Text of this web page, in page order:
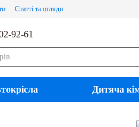
Статті та огляди
92-61
Дитяча